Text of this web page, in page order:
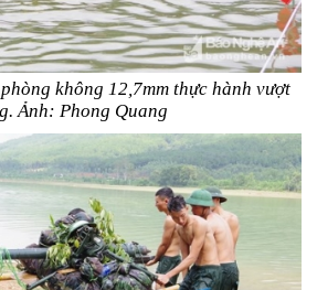
không 12,7mm thực hành vượt
Ảnh: Phong Quang